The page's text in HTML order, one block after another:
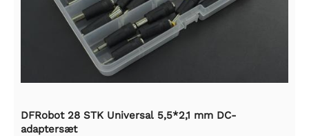
DFRobot 28 STK Universal 5,5*2,1 mm DC-
adaptersæt